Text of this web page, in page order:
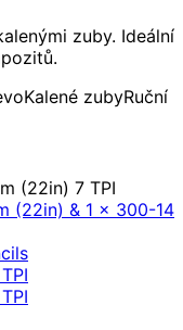
zuby. Ideální
Kalené zubyRuční
(22in) 7 TPI
(22in) & 1 x 300-14